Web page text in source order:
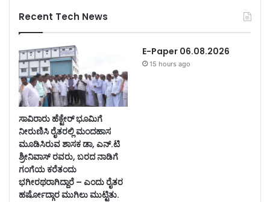
Recent Tech News
ಸಾವಿರಾರು ಹೆಕ್ಟೇರ್ ಭೂಮಿಗೆ
ನೀರುಣಿಸಿ ರೈತರಲ್ಲಿ ಮಂದಹಾಸ
ಮೂಡಿಸಿರುವ ಶಾಸಕ ಡಾ, ಎನ್.ಟಿ
ಶ್ರೀನಿವಾಸ್ ರವರು, ಬರದ ನಾಡಿಗೆ
ಗಂಗೆಯ ಕರೆತಂದು
ಭಗೀರಥರಾಗಿದ್ದಾರೆ – ಎಂದು ರೈತರ
ಹರ್ಷೋದ್ಗಾರ ಮುಗಿಲು ಮುಟ್ಟಿತು.
E-Paper 06.08.2026
15 hours ago